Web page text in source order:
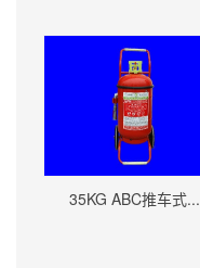
35KG ABC推车式...